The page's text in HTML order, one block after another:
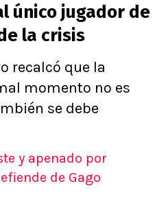
único jugador de
la crisis
recalcó que la
momento no es
se debe
y apenado por
de Gago